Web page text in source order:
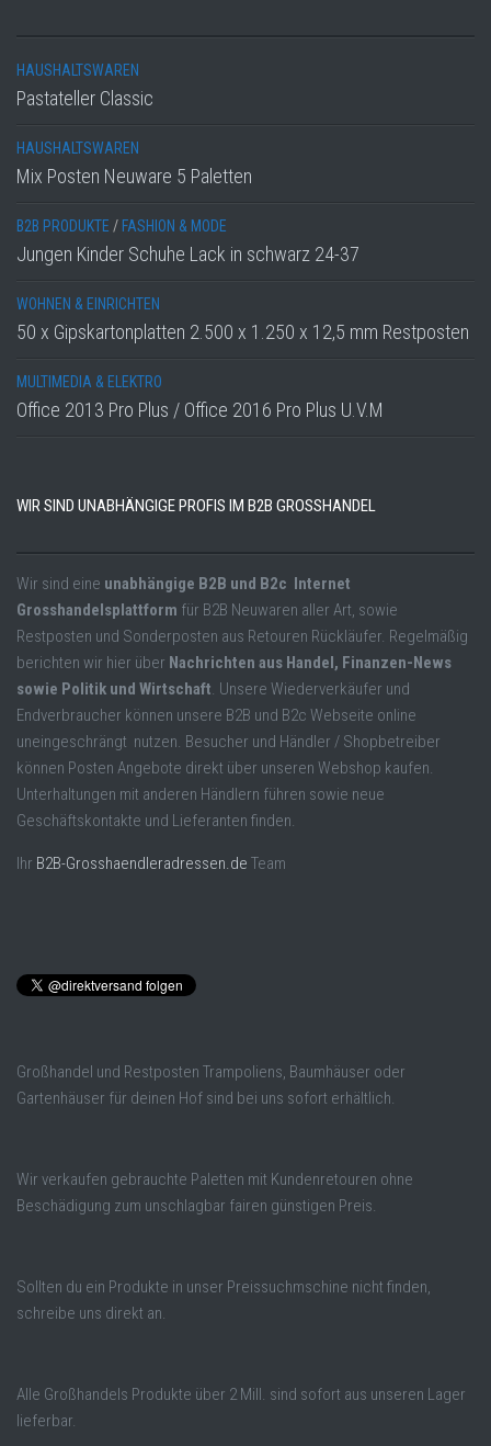
HAUSHALTSWAREN
Pastateller Classic
HAUSHALTSWAREN
Mix Posten Neuware 5 Paletten
B2B PRODUKTE / FASHION & MODE
Jungen Kinder Schuhe Lack in schwarz 24-37
WOHNEN & EINRICHTEN
50 x Gipskartonplatten 2.500 x 1.250 x 12,5 mm Restposten
MULTIMEDIA & ELEKTRO
Office 2013 Pro Plus / Office 2016 Pro Plus U.V.M
WIR SIND UNABHÄNGIGE PROFIS IM B2B GROSSHANDEL
Wir sind eine unabhängige B2B und B2c Internet
Grosshandelsplattform für B2B Neuwaren aller Art, sowie
Restposten und Sonderposten aus Retouren Rückläufer. Regelmäßig
berichten wir hier über Nachrichten aus Handel, Finanzen-News
sowie Politik und Wirtschaft. Unsere Wiederverkäufer und
Endverbraucher können unsere B2B und B2c Webseite online
uneingeschrängt nutzen. Besucher und Händler / Shopbetreiber
können Posten Angebote direkt über unseren Webshop kaufen.
Unterhaltungen mit anderen Händlern führen sowie neue
Geschäftskontakte und Lieferanten finden.
Ihr B2B-Grosshaendleradressen.de Team
Großhandel und Restposten Trampoliens, Baumhäuser oder
Gartenhäuser für deinen Hof sind bei uns sofort erhältlich.
Wir verkaufen gebrauchte Paletten mit Kundenretouren ohne
Beschädigung zum unschlagbar fairen günstigen Preis.
Sollten du ein Produkte in unser Preissuchmschine nicht finden,
schreibe uns direkt an.
Alle Großhandels Produkte über 2 Mill. sind sofort aus unseren Lager
lieferbar.